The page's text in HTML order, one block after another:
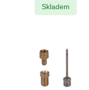
Skladem